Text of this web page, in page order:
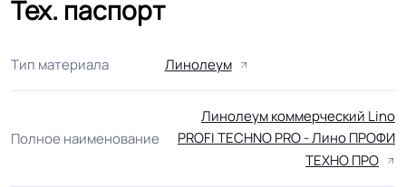
Тех. паспорт
Тип материала Линолеум
Полное наименование
Линолеум коммерческий Lino
PROFI TECHNO PRO - Лино ПРОФИ
ТЕХНО ПРО